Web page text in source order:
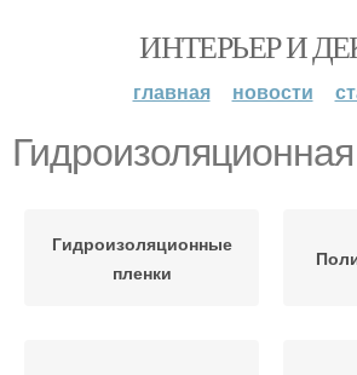
ИНТЕРЬЕР И
главная новости
Гидроизоляционные
пленки